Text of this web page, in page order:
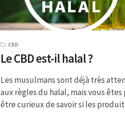
CBD
Le CBD est-il halal ?
Les musulmans sont déjà très
aux règles du halal, mais vous
être curieux de savoir si les